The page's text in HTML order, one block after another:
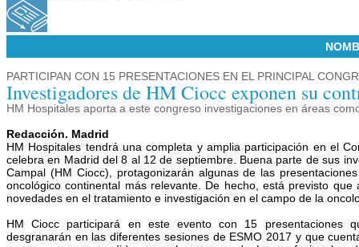
PARTICIPAN CON 15 PRESENTACIONES EN EL PRINCIPAL
Investigadores de HM Ciocc exponen su
HM Hospitales aporta a este congreso investigaciones en áreas
Redacción. Madrid
HM Hospitales tendrá una completa y amplia participación en el
celebra en Madrid del 8 al 12 de septiembre. Buena parte de sus
Campal (HM Ciocc), protagonizarán algunas de las
oncológico continental más relevante. De hecho, está previsto
novedades en el tratamiento e investigación en el campo de la
HM Ciocc participará en este evento con 15 presentaciones
desgranarán en las diferentes sesiones de ESMO 2017 y que